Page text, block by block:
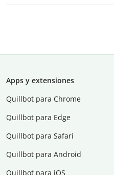
Apps y extensiones
Quillbot para Chrome
Quillbot para Edge
Quillbot para Safari
Quillbot para Android
Quillbot para iOS